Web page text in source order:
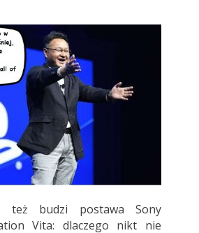
też budzi postawa Sony
Vita: dlaczego nikt nie